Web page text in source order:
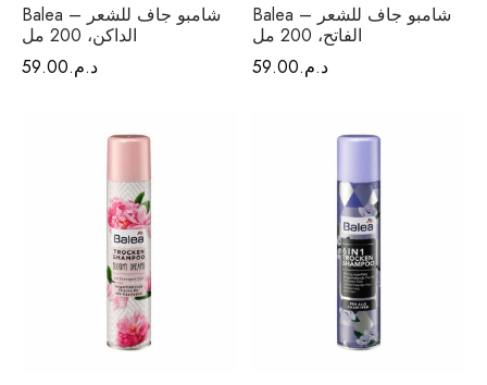
Balea – شامبو جاف للشعر
الداكن، 200 مل
د.م.59.00
Balea – شامبو جاف للشعر
الفاتح، 200 مل
د.م.59.00